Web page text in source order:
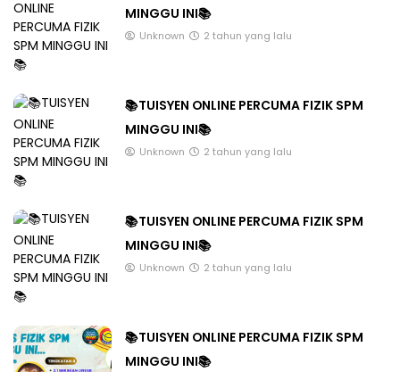
MINGGU INI📚
Unknown 2 tahun yang lalu
📚TUISYEN ONLINE PERCUMA FIZIK SPM
MINGGU INI📚
Unknown 2 tahun yang lalu
📚TUISYEN ONLINE PERCUMA FIZIK SPM
MINGGU INI📚
Unknown 2 tahun yang lalu
📚TUISYEN ONLINE PERCUMA FIZIK SPM
MINGGU INI📚